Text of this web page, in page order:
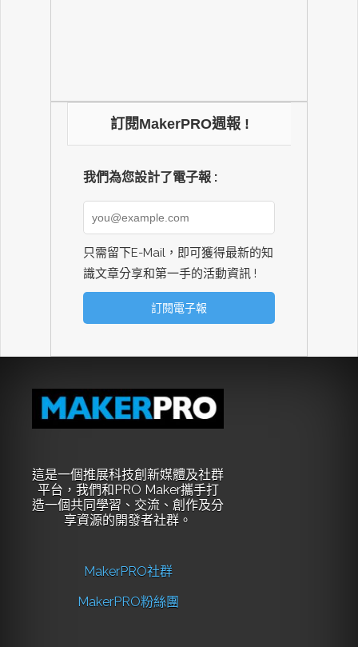
訂閱MakerPRO週報 !
我們為您設計了電子報 :
只需留下E-Mail，即可獲得最新的知
識文章分享和第一手的活動資訊 !
這是一個推展科技創新媒體及社群
平台，我們和PRO Maker攜手打
造一個共同學習、交流、創作及分
享資源的開發者社群。
MakerPRO社群
MakerPRO粉絲團